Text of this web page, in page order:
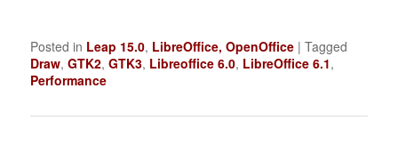
Posted in Leap 15.0, LibreOffice, OpenOffice |Tagged
Draw,GTK2,GTK3, Libreoffice 6.0, LibreOffice 6.1,
Performance